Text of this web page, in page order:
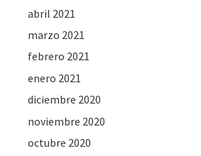
abril 2021
marzo 2021
febrero 2021
enero 2021
diciembre 2020
noviembre 2020
octubre 2020